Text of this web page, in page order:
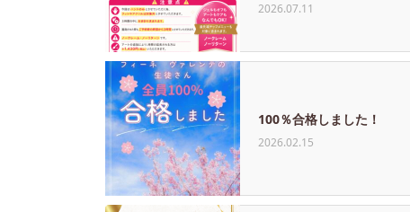
2026.07.11
100％合格しました！
2026.02.15